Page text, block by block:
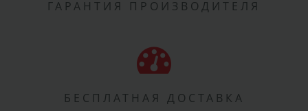
ГАРАНТИЯ ПРОИЗВОДИТЕЛЯ
БЕСПЛАТНАЯ ДОСТАВКА